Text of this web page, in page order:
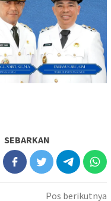
SEBARKAN
Pos berikutnya